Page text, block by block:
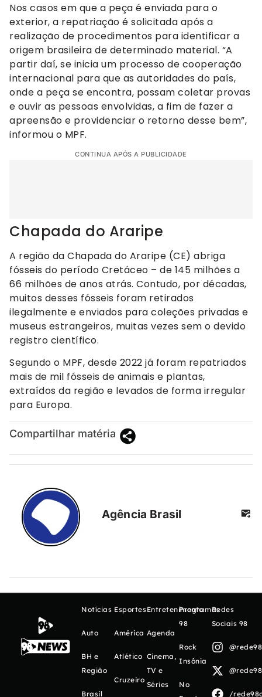
Nos casos em que a peça é enviada para o
exterior, a repatriação é solicitada após a
realização de procedimentos para identificar a
origem brasileira de determinado material. “A
partir daí, se inicia um processo de cooperação
internacional para que as autoridades do país,
onde a peça se encontra, possam coletar provas
e ouvir as pessoas envolvidas, a fim de fazer a
apreensão e providenciar o retorno desse bem”,
informou o MPF.
CONTINUA APÓS A PUBLICIDADE
Chapada do Araripe
A região da Chapada do Araripe (CE) abriga
fósseis do período Cretáceo – de 145 milhões a
66 milhões de anos atrás. Contudo, por décadas,
muitos desses fósseis foram retirados
ilegalmente e enviados para coleções privadas e
museus estrangeiros, muitas vezes sem o devido
registro científico.
Segundo o MPF, desde 2022 já foram repatriados
mais de mil fósseis de animais e plantas,
extraídos da região e levados de forma irregular
para Europa.
Compartilhar matéria
Agência Brasil
Notícias
Auto
BH e
Região
Brasil
Esportes
América
Atlético
Cruzeiro
Entretenimento
Agenda
Cinema,
TV e
Séries
Programas
98
Rock
Insônia
No
Redes
Sociais 98
/